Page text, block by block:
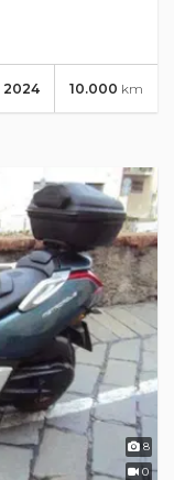
10.000 km
2024
8
0